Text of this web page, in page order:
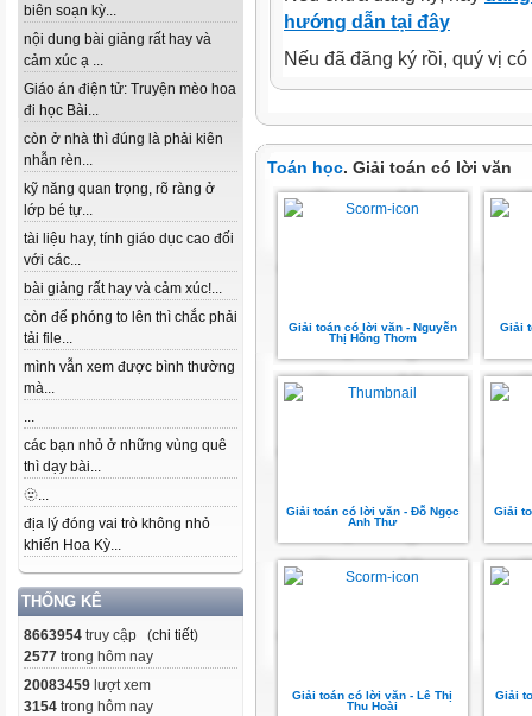
biên soạn kỳ...
nội dung bài giảng rất hay và
cảm xúc ạ ...
Giáo án điện tử: Truyện mèo hoa
đi học Bài...
còn ở nhà thì đúng là phải kiên
nhẫn rèn...
kỹ năng quan trọng, rõ ràng ở
lớp bé tự...
tài liệu hay, tính giáo dục cao đối
với các...
bài giảng rất hay và cảm xúc!...
còn để phóng to lên thì chắc phải
tải file...
mình vẫn xem được bình thường
mà...
...
các bạn nhỏ ở những vùng quê
thì dạy bài...
🫥...
địa lý đóng vai trò không nhỏ
khiến Hoa Kỳ...
THỐNG KÊ
8663954 truy cập (chi tiết)
2577 trong hôm nay
20083459 lượt xem
3154 trong hôm nay
hướng dẫn tại đây
Nếu đã đăng ký rồi, quý vị
Toán học. Giải toán có lời văn
Giải toán có lời văn - Nguyễn
Thị Hồng Thơm
Giải
Giải toán có lời văn - Đỗ Ngọc
Anh Thư
Giải
Giải toán có lời văn - Lê Thị
Thu Hoài
Giải